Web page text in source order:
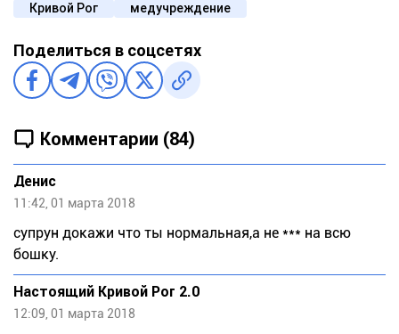
Кривой Рог медучреждение
Поделиться в соцсетях
Комментарии (84)
Денис
11:42, 01 марта 2018
супрун докажи что ты нормальная,а не *** на всю
бошку.
Настоящий Кривой Рог 2.0
12:09, 01 марта 2018